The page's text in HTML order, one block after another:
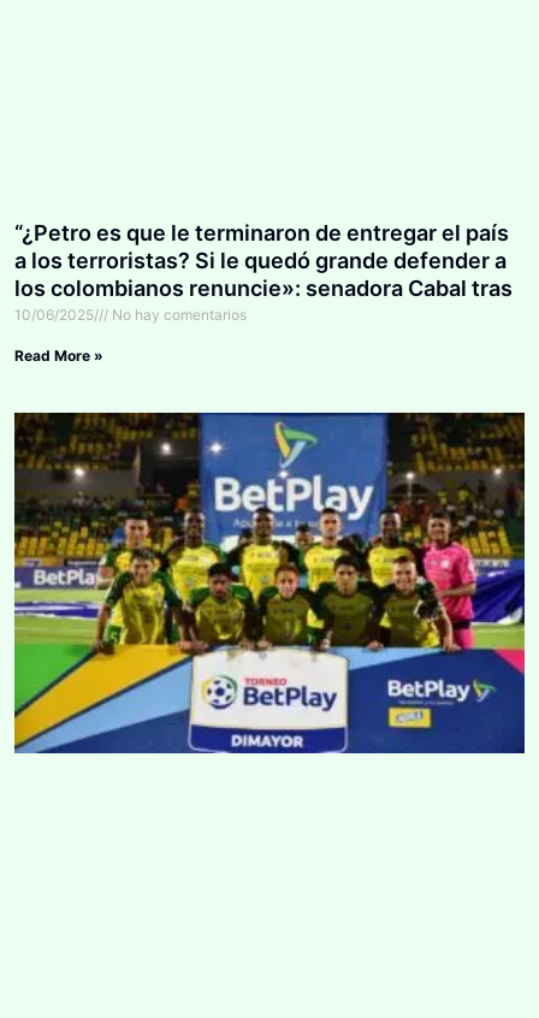
“¿Petro es que le terminaron de entregar el país
a los terroristas? Si le quedó grande defender a
los colombianos renuncie»: senadora Cabal tras
atentados
10/06/2025 No hay comentarios
Read More »